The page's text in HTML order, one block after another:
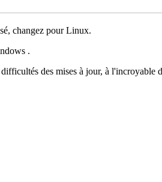
changez pour Linux.
.
des mises à jour, à